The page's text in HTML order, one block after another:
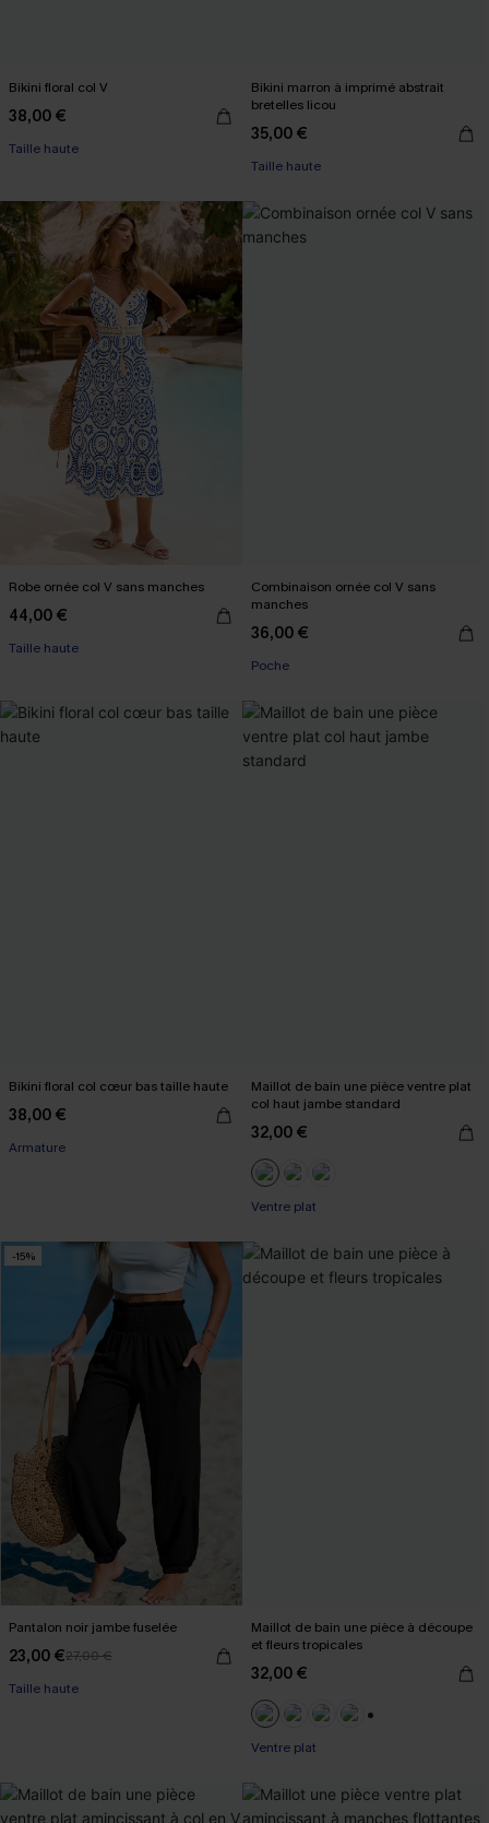
Bikini floral col V
38,00 €
Taille haute
Bikini marron à imprimé abstrait
bretelles licou
35,00 €
Taille haute
Robe ornée col V sans manches
44,00 €
Taille haute
Combinaison ornée col V sans
manches
36,00 €
Poche
Bikini floral col cœur bas taille haute
38,00 €
Armature
Maillot de bain une pièce ventre plat
col haut jambe standard
32,00 €
Ventre plat
-15%
Pantalon noir jambe fuselée
23,00 €27,00 €
Taille haute
Maillot de bain une pièce à découpe
et fleurs tropicales
32,00 €
Ventre plat